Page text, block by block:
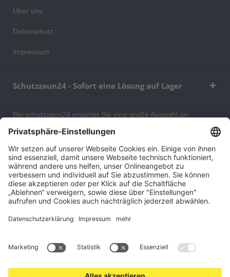
Über uns
Datenschutz
Impressum
Schutzzaun24 - Sofort eine Lösung auf Lager
Bei schutzzaun24 erwartet Sie eine große Auswahl an
Schutzgittern, Schutzeinrichtungen, Absturzsicherungen und
auch Ihr Wohngebäude optimal organisieren und sichern
können. An unserem Versandlager bevorraten wir ein großes
Sortiment von Lagerartikeln, welche innerhalb von 48 Stunden
versandbereit sind.
Cookie-Einstellungen Über uns
freibleibend. Solange der Vorrat reicht.